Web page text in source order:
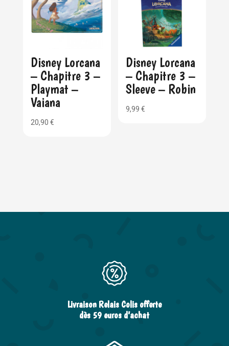
Disney Lorcana
– Chapitre 3 –
Playmat –
Vaiana
20,90 €
Disney Lorcana
– Chapitre 3 –
Sleeve – Robin
9,99€
Livraison Relais Colis offerte
dès 59 euros d’achat